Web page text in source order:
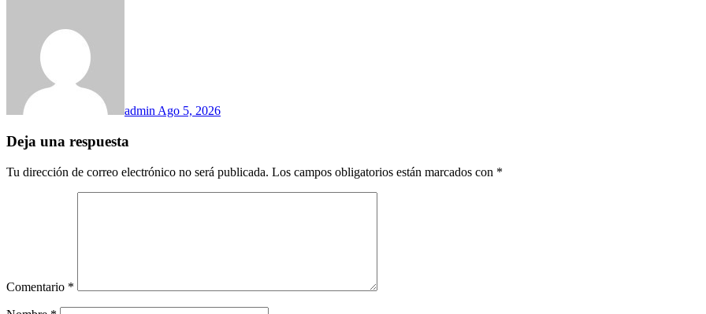
admin Ago 5, 2026
Deja una respuesta
Tu dirección de correo electrónico no será publicada. Los campos obligatorios están marcados con *
Comentario *